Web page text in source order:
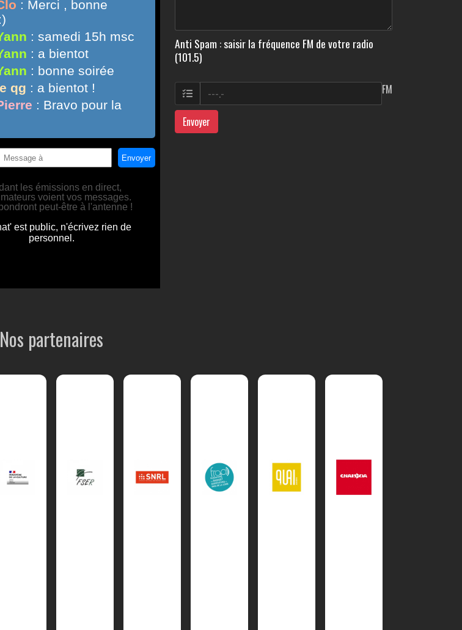
Anti Spam : saisir la fréquence FM de votre radio
(101.5)
FM
Envoyer
Nos partenaires